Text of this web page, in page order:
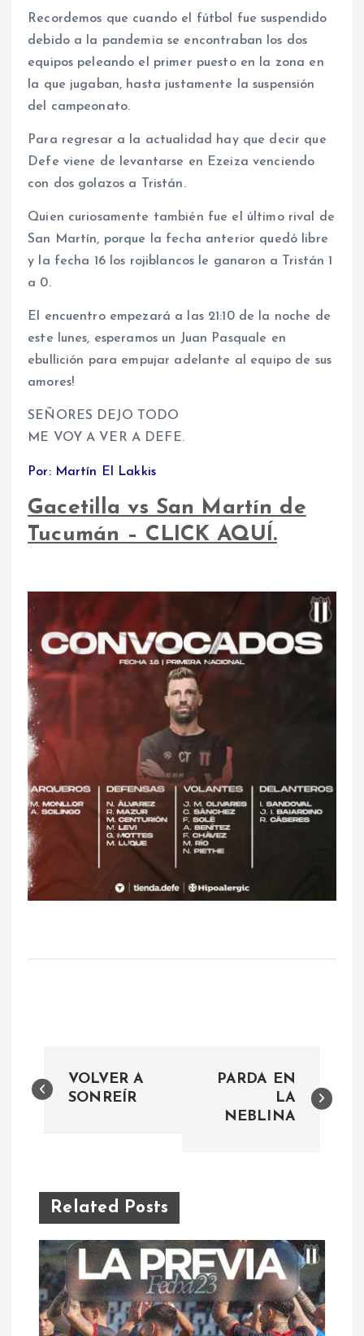
Recordemos que cuando el fútbol fue suspendido
debido a la pandemia se encontraban los dos
equipos peleando el primer puesto en la zona en
la que jugaban, hasta justamente la suspensión
del campeonato.
Para regresar a la actualidad hay que decir que
Defe viene de levantarse en Ezeiza venciendo
con dos golazos a Tristán.
Quien curiosamente también fue el último rival de
San Martín, porque la fecha anterior quedó libre
y la fecha 16 los rojiblancos le ganaron a Tristán 1
a 0.
El encuentro empezará a las 21:10 de la noche de
este lunes, esperamos un Juan Pasquale en
ebullición para empujar adelante al equipo de sus
amores!
SEÑORES DEJO TODO
ME VOY A VER A DEFE.
Por: Martín El Lakkis
Gacetilla vs San Martín de
Tucumán – CLICK AQUÍ.
a
e
g
a
c
VOLVER A
SONREÍR
PARDA EN
LA
NEBLINA
Related Posts